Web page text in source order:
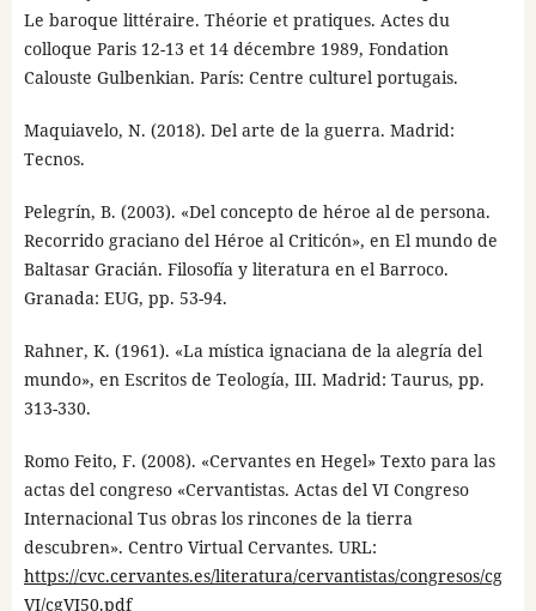
Le baroque littéraire. Théorie et pratiques. Actes du
colloque Paris 12-13 et 14 décembre 1989, Fondation
Calouste Gulbenkian. París: Centre culturel portugais.
Maquiavelo, N. (2018). Del arte de la guerra. Madrid:
Tecnos.
Pelegrín, B. (2003). «Del concepto de héroe al de persona.
Recorrido graciano del Héroe al Criticón», en El mundo de
Baltasar Gracián. Filosofía y literatura en el Barroco.
Granada: EUG, pp. 53-94.
Rahner, K. (1961). «La mística ignaciana de la alegría del
mundo», en Escritos de Teología, III. Madrid: Taurus, pp.
313-330.
Romo Feito, F. (2008). «Cervantes en Hegel» Texto para las
actas del congreso «Cervantistas. Actas del VI Congreso
Internacional Tus obras los rincones de la tierra
descubren». Centro Virtual Cervantes. URL:
https://cvc.cervantes.es/literatura/cervantistas/congresos/cg
VI/cgVI50.pdf